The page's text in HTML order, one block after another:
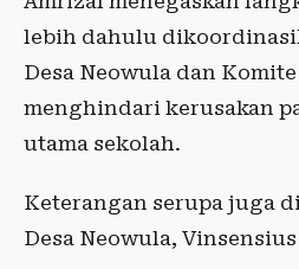
lebih dahulu
Desa Neowula dan
menghindari kerusakan
utama sekolah.
Keterangan serupa juga
Desa Neowula, Vinsensius